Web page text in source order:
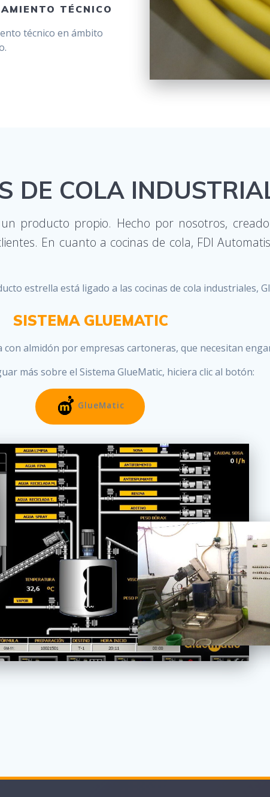
TÉCNICO
técnico en ámbito
DE COLA
producto propio. Hecho por nosotros,
En cuanto a cocinas de cola, FDI
estrella está ligado a las cocinas de cola industriales,
SISTEMA GLUEMATIC
con almidón por empresas cartoneras, que necesitan
más sobre el Sistema GlueMatic, hiciera clic al botón:
GlueMatic